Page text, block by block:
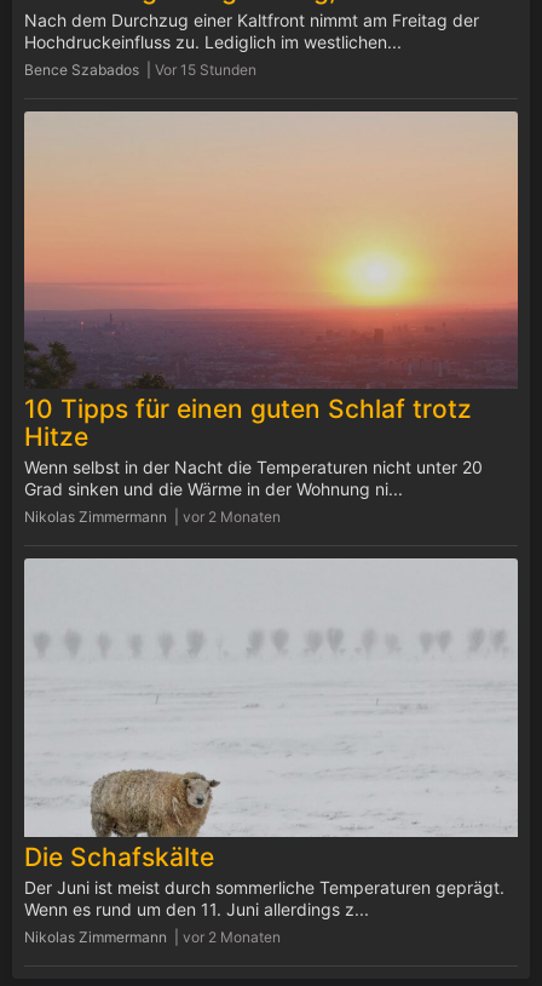
Bence Szabados | Vor 15 Stunden
Nach dem Durchzug einer Kaltfront nimmt am Freitag der
Hochdruckeinfluss zu. Lediglich im westlichen...
10 Tipps für einen guten Schlaf trotz
Hitze
Nikolas Zimmermann | vor 2 Monaten
Wenn selbst in der Nacht die Temperaturen nicht unter 20
Grad sinken und die Wärme in der Wohnung ni...
Die Schafskälte
Nikolas Zimmermann | vor 2 Monaten
Der Juni ist meist durch sommerliche Temperaturen geprägt.
Wenn es rund um den 11. Juni allerdings z...